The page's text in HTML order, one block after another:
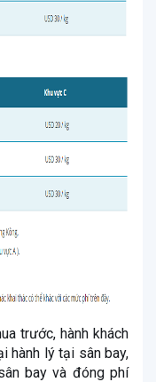
trước, hành khách
hành lý tại sân bay,
bay và đóng phí